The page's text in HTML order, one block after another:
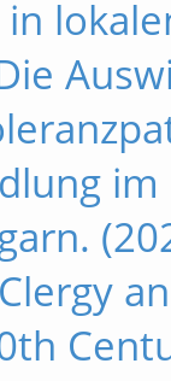
in
im